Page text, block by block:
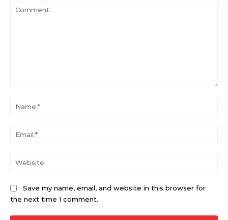
Save my name, email, and website in this browser for
the next time I comment.